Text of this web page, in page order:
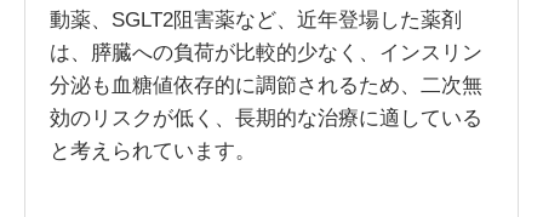
動薬、SGLT2阻害薬など、近年登場した薬剤
は、膵臓への負荷が比較的少なく、インスリン
分泌も血糖値依存的に調節されるため、二次無
効のリスクが低く、長期的な治療に適している
と考えられています。